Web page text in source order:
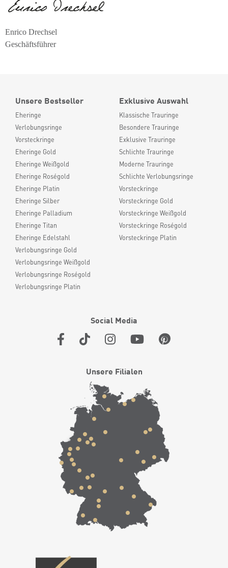
Enrico Drechsel
Geschäftsführer
Unsere Bestseller
Eheringe
Verlobungsringe
Vorsteckringe
Eheringe Gold
Eheringe Weißgold
Eheringe Roségold
Eheringe Platin
Eheringe Silber
Eheringe Palladium
Eheringe Titan
Eheringe Edelstahl
Verlobungsringe Gold
Verlobungsringe Weißgold
Verlobungsringe Roségold
Verlobungsringe Platin
Exklusive Auswahl
Klassische Trauringe
Besondere Trauringe
Exklusive Trauringe
Schlichte Trauringe
Moderne Trauringe
Schlichte Verlobungsringe
Vorsteckringe
Vorsteckringe Gold
Vorsteckringe Weißgold
Vorsteckringe Roségold
Vorsteckringe Platin
Social Media
Unsere Filialen